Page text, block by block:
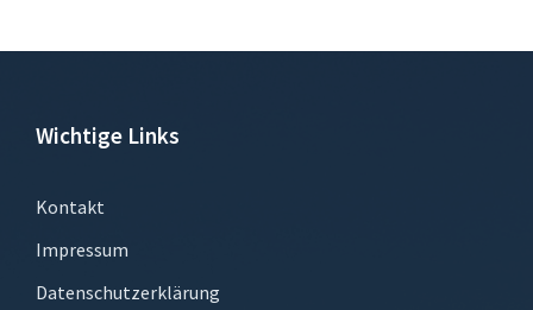
Wichtige Links
Kontakt
Impressum
Datenschutzerklärung